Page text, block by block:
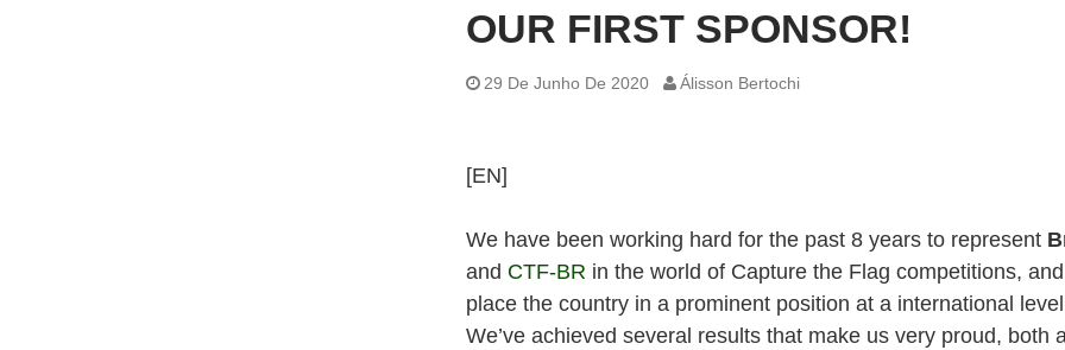
OUR FIRST SPONSOR!
29 De Junho De 2020 Álisson Bertochi
[EN]
We have been working hard for the past 8 years to represent
and CTF-BR in the world of Capture the Flag competitions,
place the country in a prominent position at a international
We’ve achieved several results that make us very proud, both